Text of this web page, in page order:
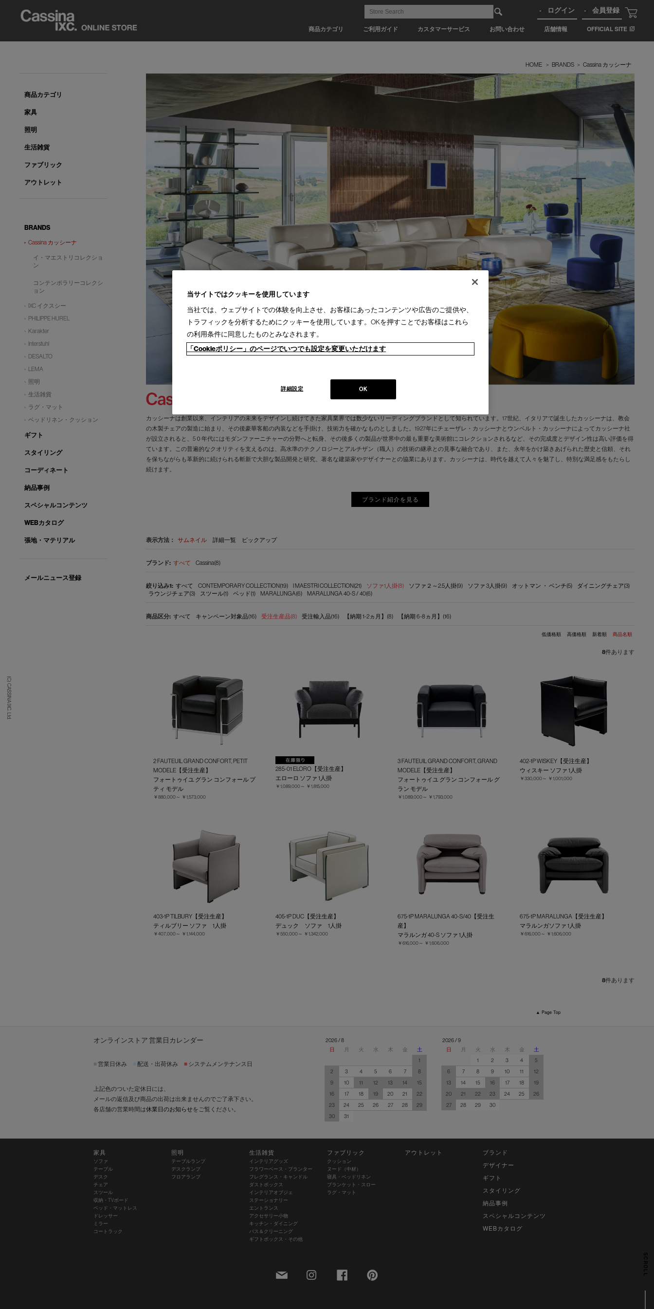
商品カテゴリ ご利用ガイド カスタマーサービス お問い合わせ 店舗情報 OFFICIAL SITE
ログイン 会員登録
(C) CASSINA IXC. Ltd.
SCROLL
HOME > BRANDS > Cassina カッシーナ
カッシーナは創業以来、インテリアの未来をデザインし続けてきた家具業界では数少ないリーディングブランドとして知られています。17世紀、イタリアで誕生したカッシーナは、教会
の木製チェアの製造に始まり、その後豪華客船の内装などを手掛け、技術力を確かなものとしました。1927年にチェーザレ・カッシーナとウンベルト・カッシーナによってカッシーナ社
が設立されると、5０年代にはモダンファーニチャーの分野へと転身、その後多くの製品が世界中の最も重要な美術館にコレクションされるなど、その完成度とデザイン性は高い評価を得
ています。この普遍的なクオリティを支えるのは、高水準のテクノロジーとアルチザン（職人）の技術の継承との見事な融合であり、また、永年をかけ築きあげられた歴史と信頼、それ
を保ちながらも革新的に続けられる斬新で大胆な製品開発と研究、著名な建築家やデザイナーとの協業にあります。カッシーナは、時代を越えて人々を魅了し、特別な満足感をもたらし
続けます。
ブランド紹介を見る
表示方法： サムネイル 詳細一覧 ピックアップ
すべて Cassina(8)
すべて CONTEMPORARY COLLECTION(19) I MAESTRI COLLECTION(21) ソファ1人掛(8) ソファ２～2.5人掛(9) ソファ 3人掛(9) オットマン ・ ベンチ(5)
ダイニングチェア(3)
ラウンジチェア(3)
スツール(1) ベッド(1) MARALUNGA(6) MARALUNGA 40-S / 40(6)
すべて キャンペーン対象品(16) 受注生産品(8) 受注輸入品(16) 【納期 1-2ヵ月】(8) 【納期 6-8ヵ月】(16)
低価格順 高価格順 新着順 商品名順
8件あります
2 FAUTEUIL GRAND CONFORT, PETIT
MODELE【受注生産】
フォートゥイユ グラン コンフォール プ
ティ モデル
￥880,000～ ￥1,573,000
285-01 ELORO【受注生産】
エローロ ソファ 1人掛
￥1,089,000～ ￥1,815,000
3 FAUTEUIL GRAND CONFORT, GRAND
MODELE【受注生産】
フォートゥイユ グラン コンフォール グ
ラン モデル
￥1,089,000～ ￥1,793,000
402-1P WISKEY【受注生産】
ウィスキー ソファ 1人掛
￥330,000～ ￥1,001,000
403-1P TILBURY【受注生産】
ティルブリー ソファ 1人掛
￥407,000～ ￥1,144,000
405-1P DUC【受注生産】
デュック ソファ 1人掛
￥550,000～ ￥1,342,000
675-1P MARALUNGA 40-S/40【受注生
産】
マラルンガ 40-S ソファ 1人掛
￥616,000～ ￥1,606,000
675-1P MARALUNGA【受注生産】
マラルンガソファ 1人掛
￥616,000～ ￥1,606,000
8件あります
商品カテゴリ
家具
照明
生活雑貨
ファブリック
アウトレット
BRANDS
Cassina カッシーナ
イ・マエストリコレクショ
ン
コンテンポラリーコレクシ
ョン
IXC イクスシー
PHILIPPE HUREL
Karakter
Interstuhl
DESALTO
LEMA
照明
生活雑貨
ラグ・マット
ベッドリネン・クッション
ギフト
スタイリング
コーディネート
納品事例
スペシャルコンテンツ
WEBカタログ
張地・マテリアル
メールニュース登録
▲ Page Top
オンラインストア 営業日カレンダー
営業日休み 配送・出荷休み ■ システムメンテナンス日
上記色のついた定休日には、
メールの返信及び商品の出荷は出来ませんのでご了承下さい。
各店舗の営業時間は休業日のお知らせをご覧ください。
2026 / 8
日
月 火 水 木 金
土
1
2
3 4 5 6 7
8
9
10 11 12 13 14
15
16
17 18 19 20 21
22
23
24 25 26 27 28
29
30
31
2026 / 9
日
月 火 水 木 金
土
1
2 3 4
5
6
7 8 9 10 11
12
13
14 15 16 17 18
19
20
21 22 23 24 25
26
27
28 29 30
家具
ソファ
テーブル
デスク
チェア
スツール
収納・TVボード
ベッド・マットレス
ドレッサー
ミラー
コートラック
照明
テーブルランプ
デスクランプ
フロアランプ
生活雑貨
インテリアグッズ
フラワーベース・プランター
フレグランス・キャンドル
ダストボックス
インテリアオブジェ
ステーショナリー
エントランス
アクセサリー小物
キッチン・ダイニング
バス＆クリーニング
ギフトボックス・その他
ファブリック
クッション
ヌード（中材）
寝具・ベッドリネン
ブランケット・スロー
ラグ・マット
アウトレット
ブランド
デザイナー
ギフト
スタイリング
納品事例
スペシャルコンテンツ
WEBカタログ
当サイトではクッキーを使用しています
当社では、ウェブサイトでの体験を向上させ、お客様にあったコンテンツや広告のご提供や、
トラフィックを分析するためにクッキーを使用しています。OKを押すことでお客様はこれら
の利用条件に同意したものとみなされます。
「Cookieポリシー」のページでいつでも設定を変更いただけます
OK
詳細設定